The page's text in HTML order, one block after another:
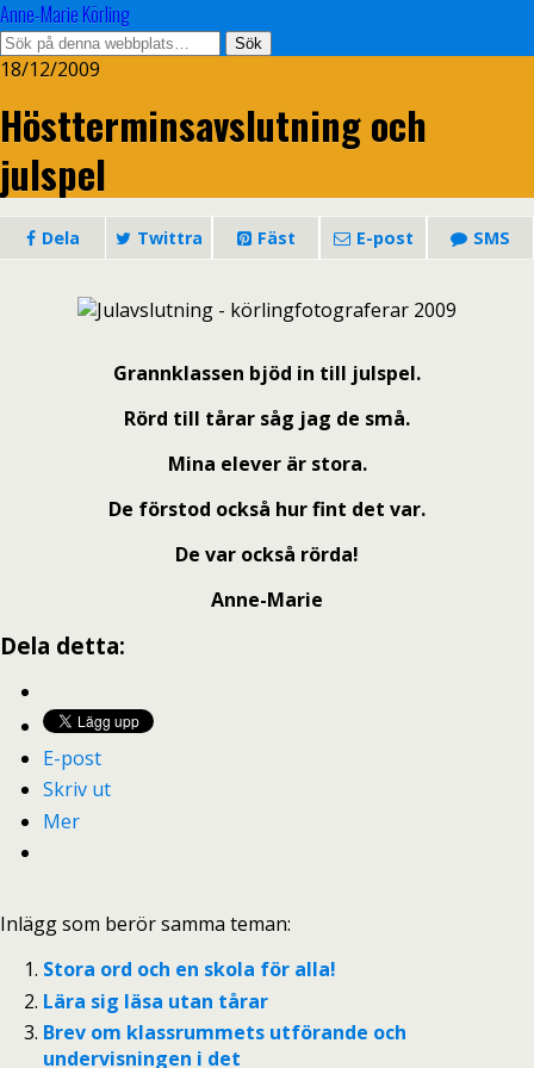
Anne-Marie Körling
18/12/2009
Höstterminsavslutning och
julspel
Dela Twittra Fäst E-post SMS
Grannklassen bjöd in till julspel.
Rörd till tårar såg jag de små.
Mina elever är stora.
De förstod också hur fint det var.
De var också rörda!
Anne-Marie
Dela detta:
E-post
Skriv ut
Mer
Inlägg som berör samma teman:
Stora ord och en skola för alla!
Lära sig läsa utan tårar
Brev om klassrummets utförande och
undervisningen i det